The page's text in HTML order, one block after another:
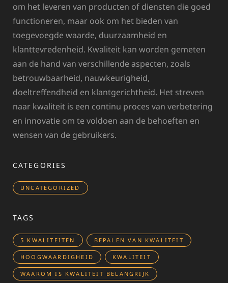
om het leveren van producten of diensten die goed
functioneren, maar ook om het bieden van
toegevoegde waarde, duurzaamheid en
klanttevredenheid. Kwaliteit kan worden gemeten
aan de hand van verschillende aspecten, zoals
betrouwbaarheid, nauwkeurigheid,
doeltreffendheid en klantgerichtheid. Het streven
naar kwaliteit is een continu proces van verbetering
en innovatie om te voldoen aan de behoeften en
wensen van de gebruikers.
CATEGORIES
UNCATEGORIZED
TAGS
5 KWALITEITEN BEPALEN VAN KWALITEIT
HOOGWAARDIGHEID KWALITEIT
WAAROM IS KWALITEIT BELANGRIJK